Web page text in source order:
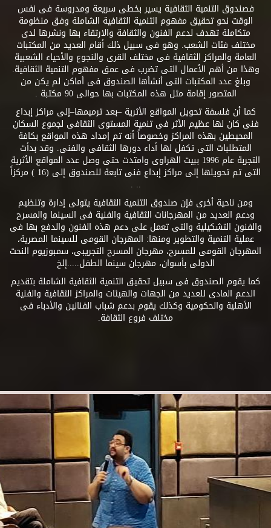
فصندوق التنمية الثقافية يسير بخطى سريعة ومدروسة فى نفس
الوقت نحو تحقيق مفهوم التنمية الثقافية الشاملة وفق منظومة
متكاملة تهدف لدعم الفنون والثقافة والارتقاء بها ونشرها لدى
مختلف فئات الشعب. وهو فى سبيل ذلك أقام العديد من المكتبات
العامة والمراكز الثقافية فى مختلف القرى والنجوع والأحياء الشعبية
وهذا من أهم الأعمال التى تضرب فى عمق مفهوم التنمية الثقافية.
وبلغ عدد المكتبات التى أنشأها الصندوق فى أماكن لم يكن من
المتصور إقامة مثل هذه المكتبات بها حوالى 90 مكتبة .
كما أن فلسفة تحويل المواقع الأثرية –بعد ترميمها–إلى مراكز إبداع
فنى كان لها عظيم الأثر فى تنمية المستوى الثقافى لجموع السكان
المحيطين بهذه المراكز وخصوصاً أنه تم إمداد هذه المواقع بكافة
المتطلبات التى تكفل لها أداء دورها الثقافى والفنى. وقد بدأت
التجربة عام 1996 ببيت الهراوى وامتدت حتى وصل عدد المواقع الأثرية
التى تم تحويلها إلى مراكز إبداع فنى تابعة للصندوق إلى (16 ) مركزاً
.. .
ومن ناحية أخرى فإن صندوق التنمية الثقافية يتولى إدارة وتنظيم
ودعم العديد من المهرجانات الثقافية والفنية فى السينما والمسرح
والفنون التشكيلية والتى تعمل على دعم هذه الفنون والدفع بها فى
عملية التنمية والتطوير ومنها: المهرجان القومى للسينما المصرية،
المهرجان القومى للمسرح، مهرجان المسرح التجريبى، سمبوزيوم النحت
الدولى بأسوان، مهرجان سينما الطفل.....إلخ
كما يقوم الصندوق فى سبيل تحقيق التنمية الثقافية الشاملة بتقديم
الدعم المادى للعديد من الجهات والهيئات والمراكز الثقافية والفنية
الأهلية والحكومية وكذلك يقوم بدعم شباب الفنانين والأدباء فى
مختلف فروع الثقافة.